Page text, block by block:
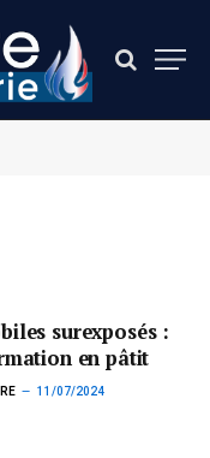
surexposés :
en pâtit
11/07/2024